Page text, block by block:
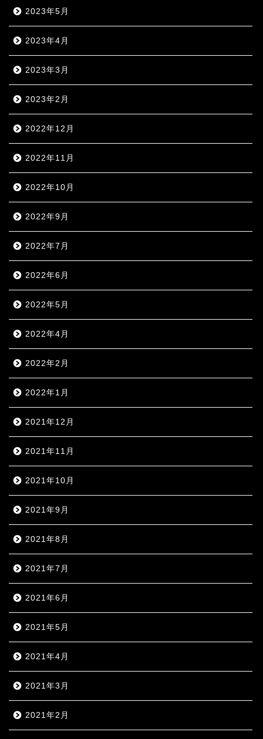
2023年5月
2023年4月
2023年3月
2023年2月
2022年12月
2022年11月
2022年10月
2022年9月
2022年7月
2022年6月
2022年5月
2022年4月
2022年2月
2022年1月
2021年12月
2021年11月
2021年10月
2021年9月
2021年8月
2021年7月
2021年6月
2021年5月
2021年4月
2021年3月
2021年2月